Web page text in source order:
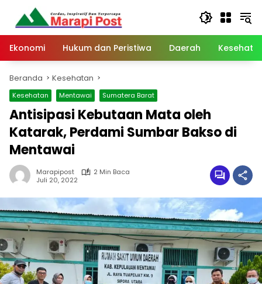
Langsung
konten
Ekonomi
Hukum dan Peristiwa Daerah
Beranda Kesehatan
Kesehatan Mentawai Sumatera Barat
Antisipasi Kebutaan Mata oleh
Katarak, Perdami Sumbar Bakso di
Mentawai
Marapipost
2 Min Baca
Juli 20, 2022